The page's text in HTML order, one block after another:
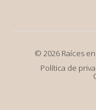
© 2026 Raíces
Política de